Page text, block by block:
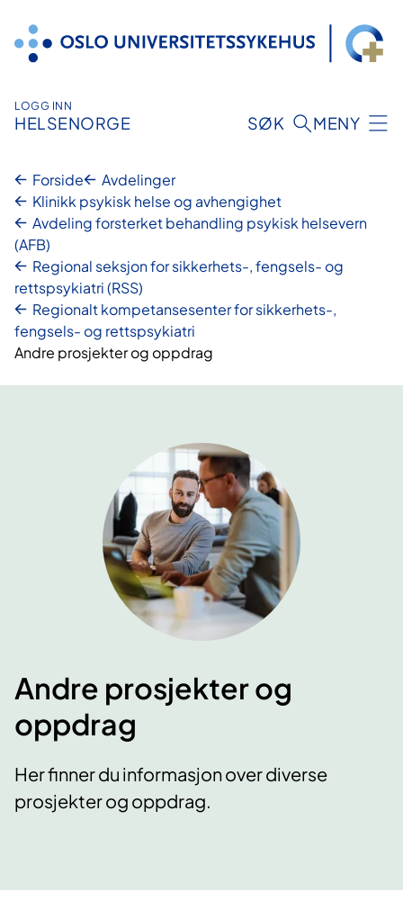
innhold
LOGG INN
HELSENORGE SØK MENY
Forside
Avdelinger
Klinikk psykisk helse og avhengighet
Avdeling forsterket behandling psykisk helsevern
(AFB)
Regional seksjon for sikkerhets-, fengsels- og
rettspsykiatri (RSS)
Regionalt kompetansesenter for sikkerhets-,
fengsels- og rettspsykiatri
Andre prosjekter og oppdrag
Andre prosjekter og
oppdrag
Her finner du informasjon over diverse
prosjekter og oppdrag.